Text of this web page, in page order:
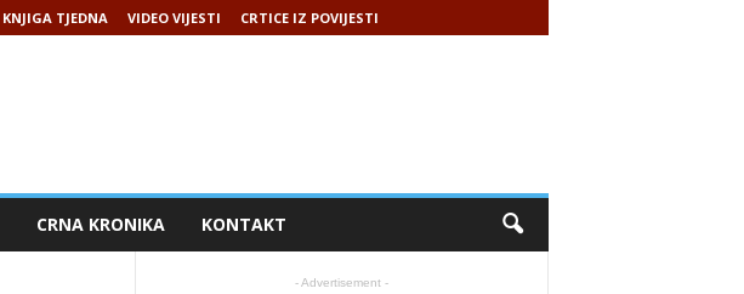
KNJIGA TJEDNA VIDEO VIJESTI CRTICE IZ POVIJESTI
CRNA KRONIKA KONTAKT
- Advertisement -